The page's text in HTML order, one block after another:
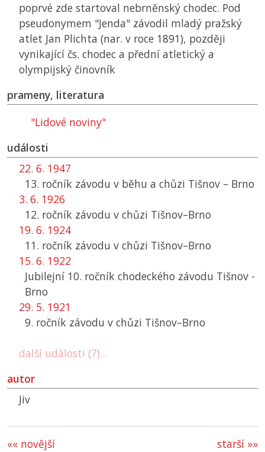
poprvé zde startoval nebrněnský chodec. Pod
pseudonymem "Jenda" závodil mladý pražský
atlet Jan Plichta (nar. v roce 1891), později
vynikající čs. chodec a přední atletický a
olympijský činovník
prameny, literatura
"Lidové noviny"
události
22. 6. 1947
13. ročník závodu v běhu a chůzi Tišnov – Brno
3. 6. 1926
12. ročník závodu v chůzi Tišnov–Brno
19. 6. 1924
11. ročník závodu v chůzi Tišnov–Brno
15. 6. 1922
Jubilejní 10. ročník chodeckého závodu Tišnov -
Brno
29. 5. 1921
9. ročník závodu v chůzi Tišnov–Brno
další události (7)...
autor
Jiv
starší »»
«« novější